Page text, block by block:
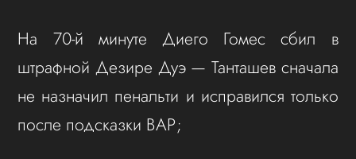
На 70‑й минуте Диего Гомес сбил в
штрафной Дезире Дуэ — Танташев сначала
не назначил пенальти и исправился только
после подсказки ВАР;